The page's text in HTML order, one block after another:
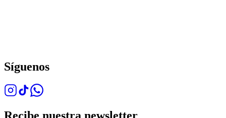
Síguenos
Recibe nuestra newsletter